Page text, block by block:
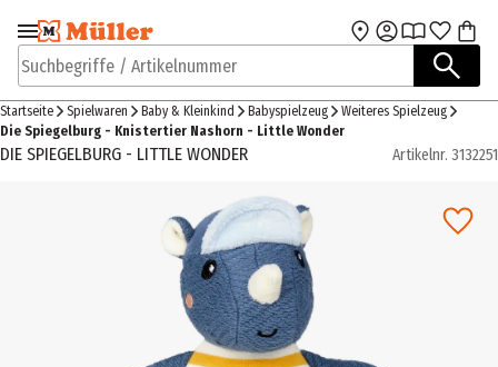
Zur Navigation
springen
Zum Hauptinhalt
Suchbegriffe / Artikelnummer
Startseite Spielwaren Baby & Kleinkind Babyspielzeug
Weiteres Spielzeug
Die Spiegelburg - Knistertier Nashorn - Little Wonder
DIE SPIEGELBURG - LITTLE WONDER Artikelnr. 3132251